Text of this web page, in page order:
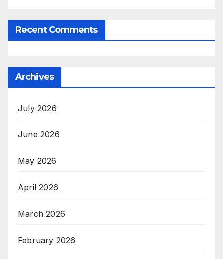
Recent Comments
Archives
July 2026
June 2026
May 2026
April 2026
March 2026
February 2026